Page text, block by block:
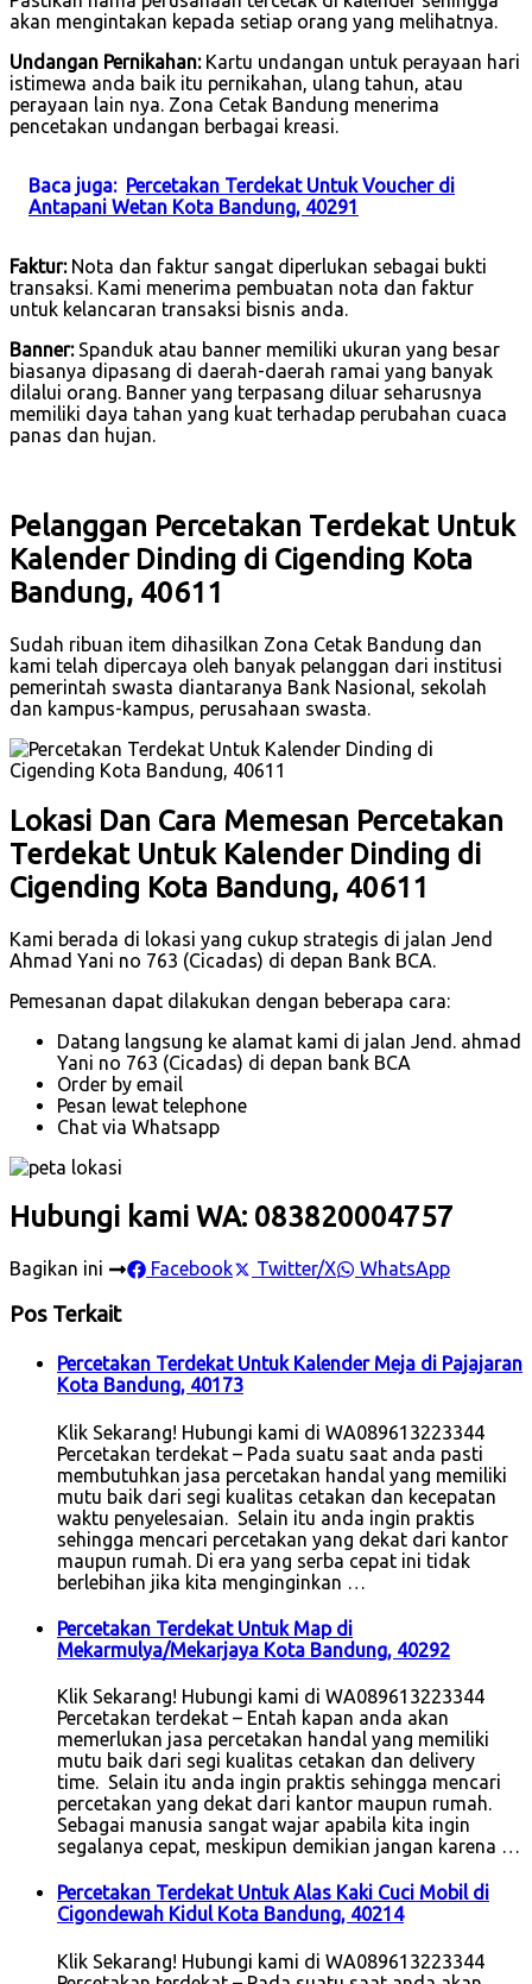
akan mengintakan kepada setiap orang yang melihatnya.
Undangan Pernikahan:Kartu undangan untuk perayaan hari
istimewa anda baik itu pernikahan, ulang tahun, atau
perayaan lain nya. Zona Cetak Bandung menerima
pencetakan undangan berbagai kreasi.
Baca juga: Percetakan Terdekat Untuk Voucher di
Antapani Wetan Kota Bandung, 40291
Faktur:Nota dan faktur sangat diperlukan sebagai bukti
transaksi. Kami menerima pembuatan nota dan faktur
untuk kelancaran transaksi bisnis anda.
Banner:Spanduk atau banner memiliki ukuran yang besar
biasanya dipasang di daerah-daerah ramai yang banyak
dilalui orang. Banner yang terpasang diluar seharusnya
memiliki daya tahan yang kuat terhadap perubahan cuaca
panas dan hujan.
Pelanggan Percetakan Terdekat Untuk
Kalender Dinding di Cigending Kota
Bandung, 40611
Sudah ribuan item dihasilkan Zona Cetak Bandung dan
kami telah dipercaya oleh banyak pelanggan dari institusi
pemerintah swasta diantaranya Bank Nasional, sekolah
dan kampus-kampus, perusahaan swasta.
Lokasi Dan Cara Memesan Percetakan
Terdekat Untuk Kalender Dinding di
Cigending Kota Bandung, 40611
Kami berada di lokasi yang cukup strategis di jalan Jend
Ahmad Yani no 763 (Cicadas) di depan Bank BCA.
Pemesanan dapat dilakukan dengan beberapa cara:
Datang langsung ke alamat kami di jalan Jend. ahmad
Yani no 763 (Cicadas) di depan bank BCA
Order by email
Pesan lewat telephone
Chat via Whatsapp
Hubungi kami WA: 083820004757
Bagikan ini Facebook Twitter/X WhatsApp
Pos Terkait
Percetakan Terdekat Untuk Kalender Meja di Pajajaran
Kota Bandung, 40173
Klik Sekarang! Hubungi kami di WA089613223344
Percetakan terdekat – Pada suatu saat anda pasti
membutuhkan jasa percetakan handal yang memiliki
mutu baik dari segi kualitas cetakan dan kecepatan
waktu penyelesaian. Selain itu anda ingin praktis
sehingga mencari percetakan yang dekat dari kantor
maupun rumah. Di era yang serba cepat ini tidak
berlebihan jika kita menginginkan …
Percetakan Terdekat Untuk Map di
Mekarmulya/Mekarjaya Kota Bandung, 40292
Klik Sekarang! Hubungi kami di WA089613223344
Percetakan terdekat – Entah kapan anda akan
memerlukan jasa percetakan handal yang memiliki
mutu baik dari segi kualitas cetakan dan delivery
time. Selain itu anda ingin praktis sehingga mencari
percetakan yang dekat dari kantor maupun rumah.
Sebagai manusia sangat wajar apabila kita ingin
segalanya cepat, meskipun demikian jangan karena …
Percetakan Terdekat Untuk Alas Kaki Cuci Mobil di
Cigondewah Kidul Kota Bandung, 40214
Klik Sekarang! Hubungi kami di WA089613223344